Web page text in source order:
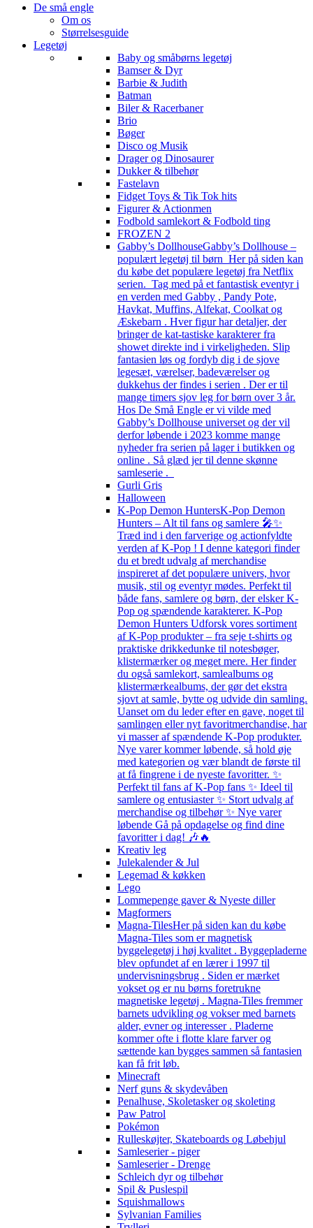
De små engle
Om os
Størrelsesguide
Legetøj
Baby og småbørns legetøj
Bamser & Dyr
Barbie & Judith
Batman
Biler & Racerbaner
Brio
Bøger
Disco og Musik
Drager og Dinosaurer
Dukker & tilbehør
Fastelavn
Fidget Toys & Tik Tok hits
Figurer & Actionmen
Fodbold samlekort & Fodbold ting
FROZEN 2
Gabby’s DollhouseGabby’s Dollhouse –
populært legetøj til børn Her på siden kan
du købe det populære legetøj fra Netflix
serien. Tag med på et fantastisk eventyr i
en verden med Gabby , Pandy Pote,
Havkat, Muffins, Alfekat, Coolkat og
Æskebarn . Hver figur har detaljer, der
bringer de kat-tastiske karakterer fra
showet direkte ind i virkeligheden. Slip
fantasien løs og fordyb dig i de sjove
legesæt, værelser, badeværelser og
dukkehus der findes i serien . Der er til
mange timers sjov leg for børn over 3 år.
Hos De Små Engle er vi vilde med
Gabby’s Dollhouse universet og der vil
derfor løbende i 2023 komme mange
nyheder fra serien på lager i butikken og
online . Så glæd jer til denne skønne
samleserie .
Gurli Gris
Halloween
K-Pop Demon HuntersK-Pop Demon
Hunters – Alt til fans og samlere 🎤✨
Træd ind i den farverige og actionfyldte
verden af K-Pop ! I denne kategori finder
du et bredt udvalg af merchandise
inspireret af det populære univers, hvor
musik, stil og eventyr mødes. Perfekt til
både fans, samlere og børn, der elsker K-
Pop og spændende karakterer. K-Pop
Demon Hunters Udforsk vores sortiment
af K-Pop produkter – fra seje t-shirts og
praktiske drikkedunke til notesbøger,
klistermærker og meget mere. Her finder
du også samlekort, samlealbums og
klistermærkealbums, der gør det ekstra
sjovt at samle, bytte og udvide din samling.
Uanset om du leder efter en gave, noget til
samlingen eller nyt favoritmerchandise, har
vi masser af spændende K-Pop produkter.
Nye varer kommer løbende, så hold øje
med kategorien og vær blandt de første til
at få fingrene i de nyeste favoritter. ✨
Perfekt til fans af K-Pop fans ✨ Ideel til
samlere og entusiaster ✨ Stort udvalg af
merchandise og tilbehør ✨ Nye varer
løbende Gå på opdagelse og find dine
favoritter i dag! 🎶🔥
Kreativ leg
Julekalender & Jul
Legemad & køkken
Lego
Lommepenge gaver & Nyeste diller
Magformers
Magna-TilesHer på siden kan du købe
Magna-Tiles som er magnetisk
byggelegetøj i høj kvalitet . Byggepladerne
blev opfundet af en lærer i 1997 til
undervisningsbrug . Siden er mærket
vokset og er nu børns foretrukne
magnetiske legetøj . Magna-Tiles fremmer
barnets udvikling og vokser med barnets
alder, evner og interesser . Pladerne
kommer ofte i flotte klare farver og
sættende kan bygges sammen så fantasien
kan få frit løb.
Minecraft
Nerf guns & skydevåben
Penalhuse, Skoletasker og skoleting
Paw Patrol
Pokémon
Rulleskøjter, Skateboards og Løbehjul
Samleserier - piger
Samleserier - Drenge
Schleich dyr og tilbehør
Spil & Puslespil
Squishmallows
Sylvanian Families